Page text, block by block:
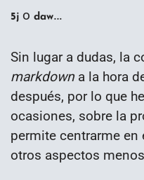
5j o daw…
Sin lugar a dudas, la
markdown a la hora
después, por lo que
ocasiones, sobre la
permite centrarme
otros aspectos